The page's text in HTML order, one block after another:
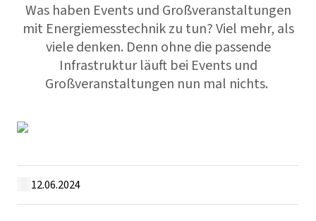
Was haben Events und Großveranstaltungen
mit Energiemesstechnik zu tun? Viel mehr, als
viele denken. Denn ohne die passende
Infrastruktur läuft bei Events und
Großveranstaltungen nun mal nichts.
12.06.2024